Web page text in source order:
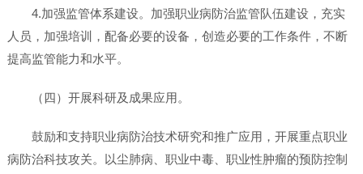
4.加强监管体系建设。加强职业病防治监管队伍建设，充实
人员，加强培训，配备必要的设备，创造必要的工作条件，不断
提高监管能力和水平。
（四）开展科研及成果应用。
鼓励和支持职业病防治技术研究和推广应用，开展重点职业
病防治科技攻关。以尘肺病、职业中毒、职业性肿瘤的预防控制